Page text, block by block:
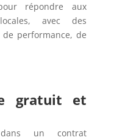
répondre aux
avec des
performance, de
gratuit et
dans un contrat